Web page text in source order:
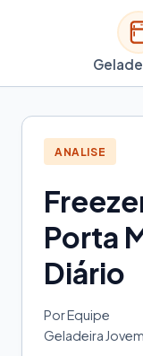
ANALISE
Porta
Diário
Por Equipe
Geladeira Jovem